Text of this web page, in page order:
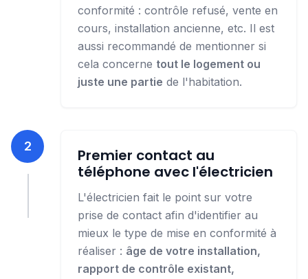
conformité : contrôle refusé, vente en
cours, installation ancienne, etc. Il est
aussi recommandé de mentionner si
cela concerne tout le logement ou
juste une partie de l'habitation.
2
Premier contact au
téléphone avec l'électricien
L'électricien fait le point sur votre
prise de contact afin d'identifier au
mieux le type de mise en conformité à
réaliser : âge de votre installation,
rapport de contrôle existant,